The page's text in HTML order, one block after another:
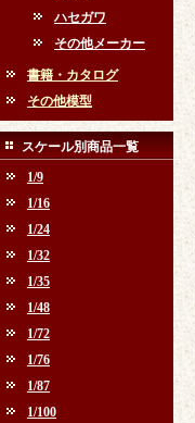
ハセガワ
その他メーカー
書籍・カタログ
その他模型
スケール別商品一覧
1/9
1/16
1/24
1/32
1/35
1/48
1/72
1/76
1/87
1/100